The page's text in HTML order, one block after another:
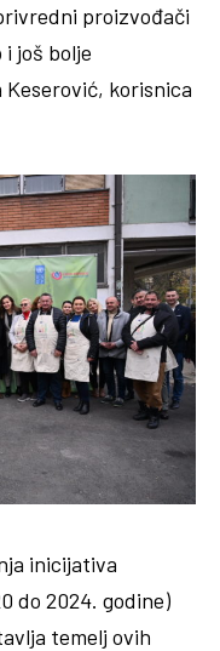
proizvođači
još bolje
korisnica
inicijativa
do 2024. godine)
temelj ovih